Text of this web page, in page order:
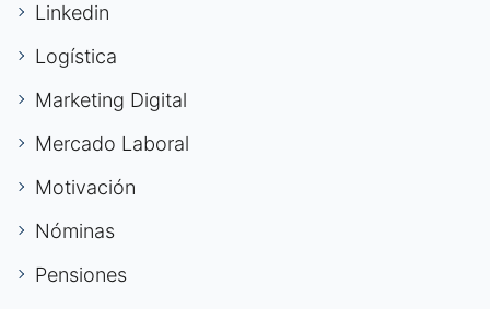
Linkedin
Logística
Marketing Digital
Mercado Laboral
Motivación
Nóminas
Pensiones